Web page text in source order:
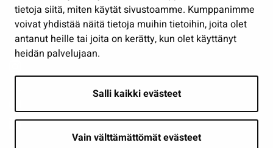
tietoja siitä, miten käytät sivustoamme. Kumppanimme
voivat yhdistää näitä tietoja muihin tietoihin, joita olet
antanut heille tai joita on kerätty, kun olet käyttänyt
heidän palvelujaan.
Salli kaikki evästeet
Vain välttämättömät evästeet
Seuraa meitä